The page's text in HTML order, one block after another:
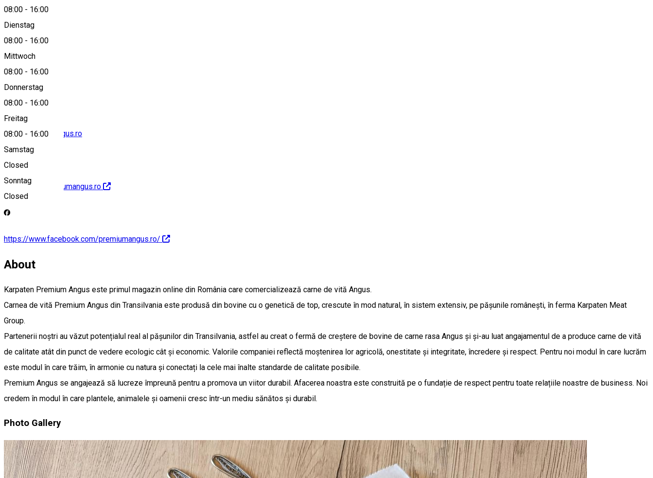
08:00 - 16:00
Dienstag
08:00 - 16:00
Mittwoch
08:00 - 16:00
Donnerstag
08:00 - 16:00
Freitag
08:00 - 16:00
Samstag
Closed
Sonntag
Closed
View on map
info@premiumangus.ro
http://www.premiumangus.ro
https://www.facebook.com/premiumangus.ro/
About
Karpaten Premium Angus este primul magazin online din România care comercializează carne de vită Angus.
Carnea de vită Premium Angus din Transilvania este produsă din bovine cu o genetică de top, crescute în mod natural, în sistem extensiv, pe pășunile românești, în ferma Karpaten Meat
Group.
Partenerii noștri au văzut potențialul real al pășunilor din Transilvania, astfel au creat o fermă de creștere de bovine de carne rasa Angus și și-au luat angajamentul de a produce carne de vită
de calitate atât din punct de vedere ecologic cât și economic. Valorile companiei reflectă moștenirea lor agricolă, onestitate și integritate, încredere și respect. Pentru noi modul în care lucrăm
este modul în care trăim, în armonie cu natura și conectați la cele mai înalte standarde de calitate posibile.
Premium Angus se angajează să lucreze împreună pentru a promova un viitor durabil. Afacerea noastra este construită pe o fundație de respect pentru toate relațiile noastre de business. Noi
credem în modul în care plantele, animalele și oamenii cresc într-un mediu sănătos și durabil.
Photo Gallery